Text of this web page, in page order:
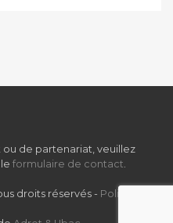
de partenariat, veuillez
formulaire de contact.
droits réservés - Politique